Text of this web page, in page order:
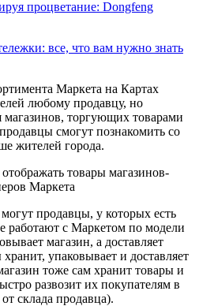
процветание: Dongfeng
все, что вам нужно знать
Маркета на Картах
любому продавцу, но
магазинов, торгующих товарами
смогут познакомить со
жителей города.
продавцы, у которых есть
работают с Маркетом по модели
магазин, а доставляет
упаковывает и доставляет
тоже сам хранит товары и
развозит их покупателям в
склада продавца).